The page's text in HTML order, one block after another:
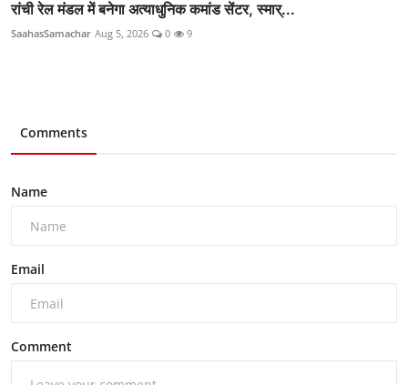
रांची रेल मंडल में बनेगा अत्याधुनिक कमांड सेंटर, स्मार्...
SaahasSamachar Aug 5, 2026 0 9
Comments
Name
Email
Comment